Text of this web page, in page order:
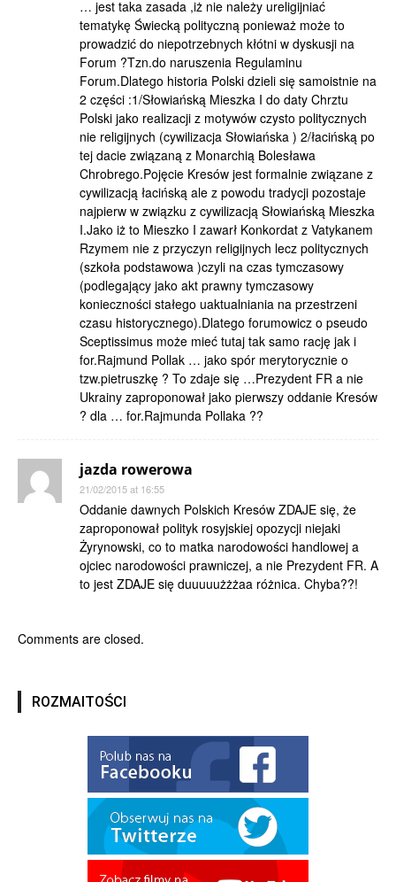
… jest taka zasada ,iż nie należy ureligijniać
tematykę Świecką polityczną ponieważ może to
prowadzić do niepotrzebnych kłótni w dyskusji na
Forum ?Tzn.do naruszenia Regulaminu
Forum.Dlatego historia Polski dzieli się samoistnie na
2 części :1/Słowiańską Mieszka I do daty Chrztu
Polski jako realizacji z motywów czysto politycznych
nie religijnych (cywilizacja Słowiańska ) 2/łacińską po
tej dacie związaną z Monarchią Bolesława
Chrobrego.Pojęcie Kresów jest formalnie związane z
cywilizacją łacińską ale z powodu tradycji pozostaje
najpierw w związku z cywilizacją Słowiańską Mieszka
I.Jako iż to Mieszko I zawarł Konkordat z Vatykanem
Rzymem nie z przyczyn religijnych lecz politycznych
(szkoła podstawowa )czyli na czas tymczasowy
(podlegający jako akt prawny tymczasowy
konieczności stałego uaktualniania na przestrzeni
czasu historycznego).Dlatego forumowicz o pseudo
Sceptissimus może mieć tutaj tak samo rację jak i
for.Rajmund Pollak … jako spór merytorycznie o
tzw.pietruszkę ? To zdaje się …Prezydent FR a nie
Ukrainy zaproponował jako pierwszy oddanie Kresów
? dla … for.Rajmunda Pollaka ??
jazda rowerowa
21/02/2015 at 16:55
Oddanie dawnych Polskich Kresów ZDAJE się, że
zaproponował polityk rosyjskiej opozycji niejaki
Żyrynowski, co to matka narodowości handlowej a
ojciec narodowości prawniczej, a nie Prezydent FR. A
to jest ZDAJE się duuuuużżżaa różnica. Chyba??!
Comments are closed.
ROZMAITOŚCI